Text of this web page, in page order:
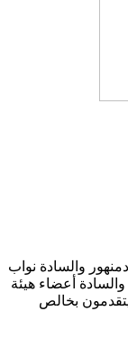
الأستاذ الدكتور / إلهامي ترابيس - رئيس جامعة دمنهور والسادة نواب
رئيس الجامعة، والسادة عمداء ووكلاء الكليات، والسادة أعضاء هيئة
والهيئة المعاونة، والعاملين والطلاب، يتقدمون بخالص